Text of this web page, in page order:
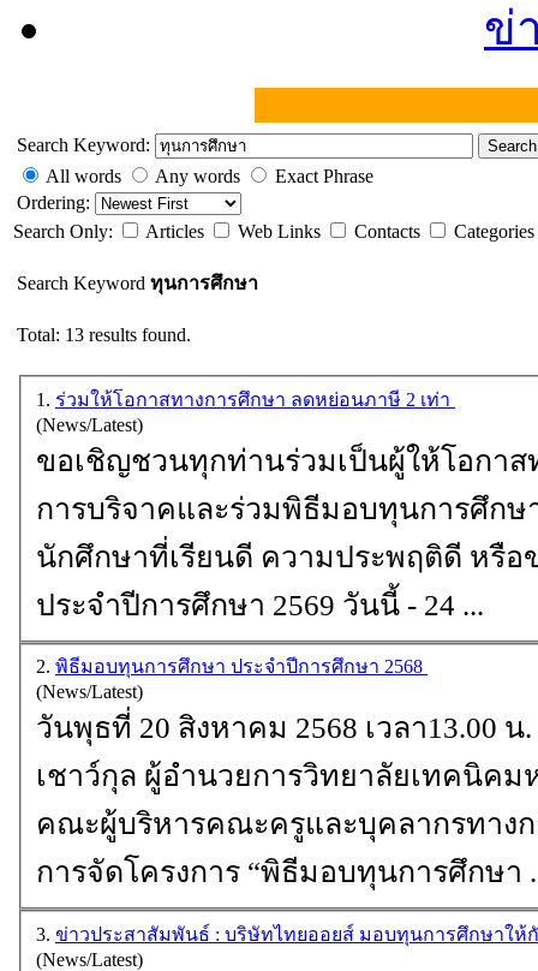
ข่
Search Keyword: Search
All words Any words
Exact Phrase
Ordering:
Search Only:
Articles Web Links Contacts Categories
Search Keyword ทุนการศึกษา
Total: 13 results found.
1. ร่วมให้โอกาสทางการศึกษา ลดหย่อนภาษี 2 เท่า
(News/Latest)
ขอเชิญชวนทุกท่านร่วมเป็นผู้ให้โอกาสท
การบริจาคและร่วมพิธีมอบทุนการศึกษ
นักศึกษาที่เรียนดี ความประพฤติดี หรือขาดแคลนทุนทรัพย์
ประจำปีการศึกษา 2569 วันนี้ - 24 ...
2. พิธีมอบทุนการศึกษา ประจำปีการศึกษา 2568
(News/Latest)
วันพุธที่ 20 สิงหาคม 2568 เวลา13.00
เชาว์กุล ผู้อำนวยการวิทยาลัยเทคนิค
คณะผู้บริหารคณะครูและบุคลากรทาง
การจัดโครงการ “พิธีมอบทุนการศึกษา
3. ข่าวประสาสัมพันธ์ : บริษัทไทยออยส์ มอบทุนการศึกษาให้
(News/Latest)